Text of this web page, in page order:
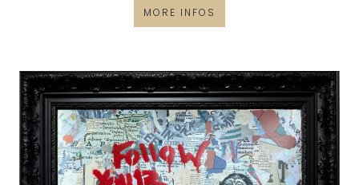
MORE INFOS